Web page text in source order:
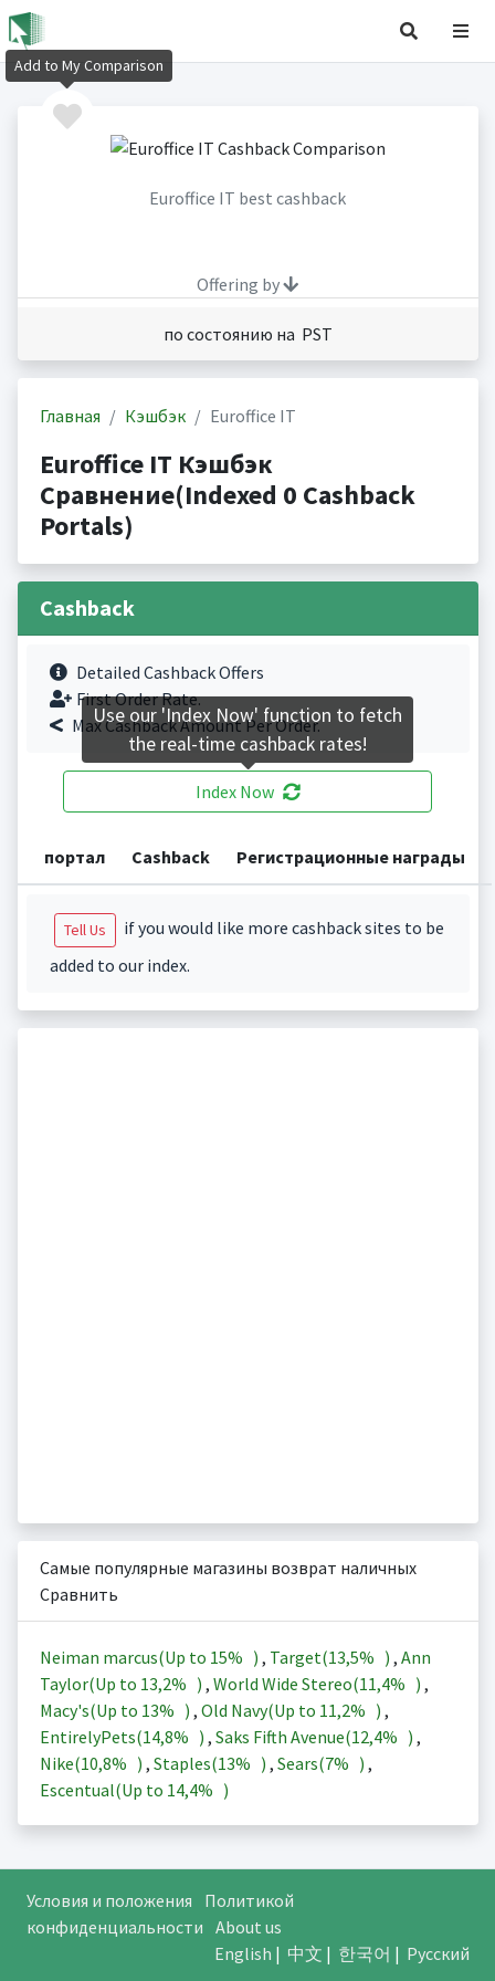
Euroffice IT best cashback
Offering by
по состоянию на PST
Главная Кэшбэк Euroffice IT
Euroffice IT Кэшбэк
Сравнение(Indexed 0 Cashback
Portals)
Cashback
Detailed Cashback Offers
First Order Rate.
Max Cashback Amount Per Order.
Index Now
портал Cashback Регистрационные награды
Tell Us
if you would like more cashback sites to be
added to our index.
Самые популярные магазины возврат наличных
Сравнить
Neiman marcus(Up to 15% ) , Target(13,5% ) , Ann
Taylor(Up to 13,2% ) , World Wide Stereo(11,4% ) ,
Macy's(Up to 13% ) , Old Navy(Up to 11,2% ) ,
EntirelyPets(14,8% ) , Saks Fifth Avenue(12,4% ) ,
Nike(10,8% ) , Staples(13% ) , Sears(7% ) ,
Escentual(Up to 14,4% )
Условия и положения
Политикой
конфиденциальности About us
English | 中文 | 한국어 | Русский
Add to My Comparison
Use our 'Index Now' function to fetch
the real-time cashback rates!